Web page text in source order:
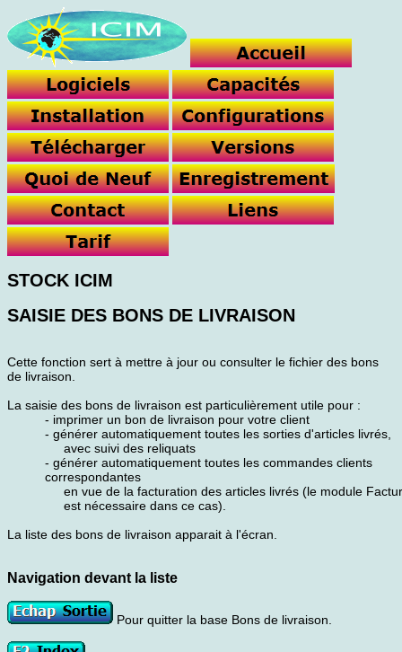
STOCK ICIM
SAISIE DES BONS DE LIVRAISON
Cette fonction sert à mettre à jour ou consulter le fichier des bons
de livraison.
La saisie des bons de livraison est particulièrement utile pour :
- imprimer un bon de livraison pour votre client
- générer automatiquement toutes les sorties d'articles livrés,
avec suivi des reliquats
- générer automatiquement toutes les commandes clients
correspondantes
en vue de la facturation des articles livrés (le module
est nécessaire dans ce cas).
La liste des bons de livraison apparait à l'écran.
Navigation devant la liste
Pour quitter la base Bons de livraison.